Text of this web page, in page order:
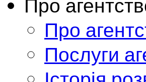
Про
Про
Послуги